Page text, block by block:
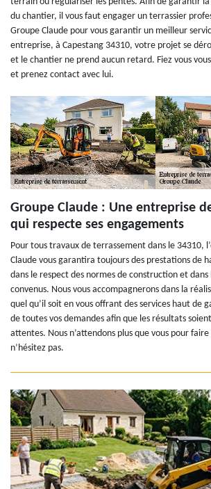
du chantier, il vous faut engager un terrassier
Groupe Claude pour vous garantir un meilleur
entreprise, à Capestang 34310, votre projet se
et le chantier ne prend aucun retard. Fiez vous
et prenez contact avec lui.
Groupe Claude : Une entreprise
qui respecte ses engagements
Pour tous travaux de terrassement dans le 34310,
Claude vous garantira toujours des prestations de
dans le respect des normes de construction et dans
convenus. Nous vous accompagnerons dans la
quel qu’il soit en vous offrant des services haut de
de toutes vos demandes afin que les résultats
attentes. Nous n’attendons plus que vous pour
n’hésitez pas.